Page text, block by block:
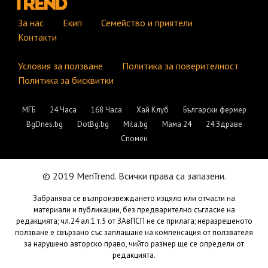
За нас Екип
Семейство и приятели
Контакти
Условия за ползване
Политика за поверителност
Политика за бисквитки
МГБ 24 Часа 168 Часа Хай Клуб
Български фермер
BgDnes.bg
DotBg.bg Mila.bg Мама 24
24 Здраве
Спомен
© 2019 MenTrend. Всички права са запазени.
Забранява се възпроизвеждането изцяло или отчасти на
материали и публикации, без предварително съгласие на
редакцията; чл.24 ал.1 т.5 от ЗАвПСП не се прилага; неразрешеното
ползване е свързано със заплащане на компенсация от ползвателя
за нарушено авторско право, чийто размер ще се определи от
редакцията.